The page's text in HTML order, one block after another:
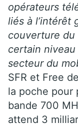
opérateurs
liés à l’intérêt
couverture du
certain
secteur du
SFR et Free
la poche pour
bande 700
attend 3